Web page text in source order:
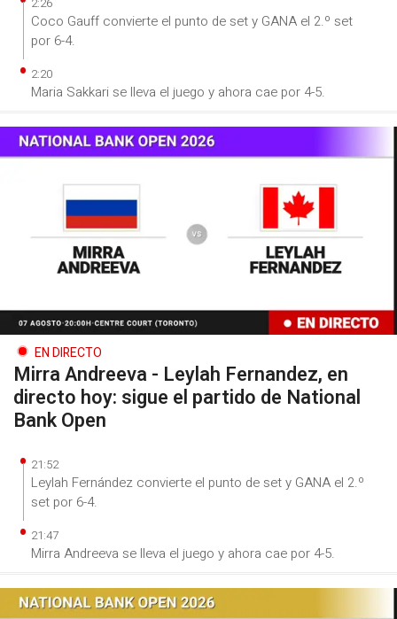
Coco Gauff convierte el punto de set y GANA el 2.º set
por 6-4.
2:20
Maria Sakkari se lleva el juego y ahora cae por 4-5.
EN DIRECTO
Mirra Andreeva - Leylah Fernandez, en
directo hoy: sigue el partido de National
Bank Open
21:52
Leylah Fernández convierte el punto de set y GANA el 2.º
set por 6-4.
21:47
Mirra Andreeva se lleva el juego y ahora cae por 4-5.